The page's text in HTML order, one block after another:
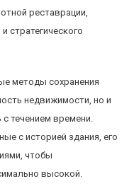
реставрации,
стратегического
методы сохранения
недвижимости, но и
с течением времени.
с историей здания, его
чтобы
высокой.